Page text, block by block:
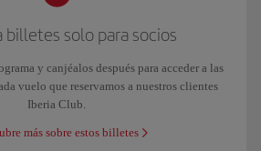
billetes solo para socios
y canjéalos después para acceder a las
vuelo que reservamos a nuestros clientes
Iberia Club.
más sobre estos billetes